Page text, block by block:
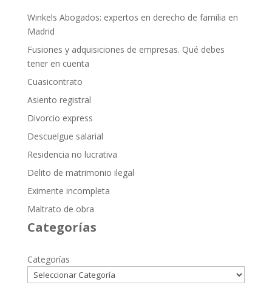
Winkels Abogados: expertos en derecho de familia en
Madrid
Fusiones y adquisiciones de empresas. Qué debes
tener en cuenta
Cuasicontrato
Asiento registral
Divorcio express
Descuelgue salarial
Residencia no lucrativa
Delito de matrimonio ilegal
Eximente incompleta
Maltrato de obra
Categorías
Categorías